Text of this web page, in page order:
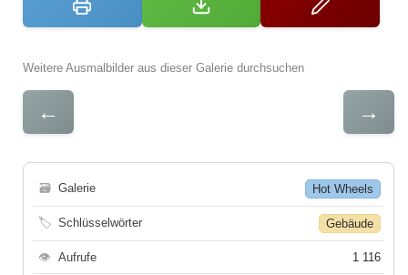
Weitere Ausmalbilder aus dieser Galerie durchsuchen
← →
🗃 Galerie Hot Wheels
🏷 Schlüsselwörter Gebäude
👁 Aufrufe 1 116